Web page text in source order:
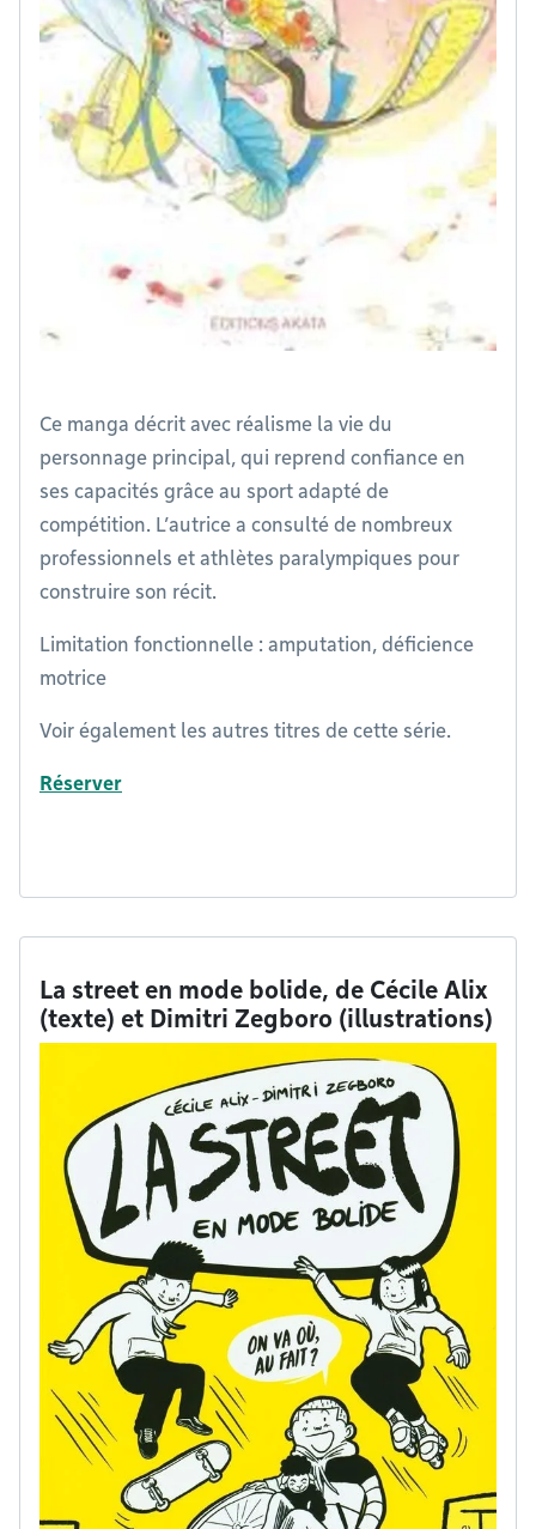
Ce manga décrit avec réalisme la vie du
personnage principal, qui reprend confiance en
ses capacités grâce au sport adapté de
compétition. L’autrice a consulté de nombreux
professionnels et athlètes paralympiques pour
construire son récit.
Limitation fonctionnelle : amputation, déficience
motrice
Voir également les autres titres de cette série.
Réserver
La street en mode bolide, de Cécile Alix
(texte) et Dimitri Zegboro (illustrations)